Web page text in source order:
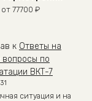
от 77700 ₽
к Ответы на
вопросы по
ВКТ-7
ситуация и на